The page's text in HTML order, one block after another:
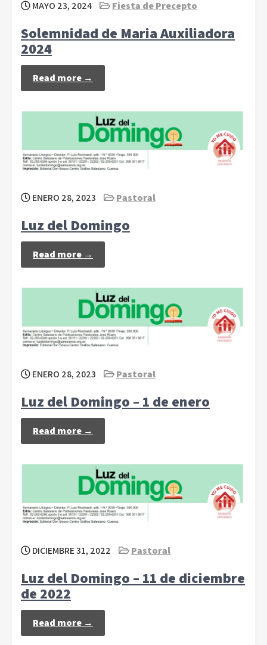
MAYO 23, 2024 Fiesta de Precepto
Solemnidad de Maria Auxiliadora
2024
Read more →
ENERO 28, 2023 Pastoral
Luz del Domingo
Read more →
ENERO 28, 2023 Pastoral
Luz del Domingo – 1 de enero
Read more →
DICIEMBRE 31, 2022 Pastoral
Luz del Domingo – 11 de diciembre
de 2022
Read more →